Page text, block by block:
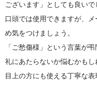
ございます」としても良いで
口頭では使用できますが、
め気をつけましょう。
「ご愁傷様」という言葉が
礼にあたらないか悩むかも
目上の方にも使える丁寧な表